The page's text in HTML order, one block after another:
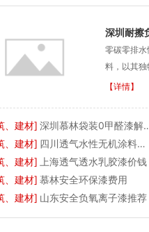
深圳耐擦
零碳零排
料，以其
性，在涂
【详情】
、建材] 深圳慕林袋装0甲
、建材] 四川透气水性无机涂料供应
、建材] 上海透气透水乳胶漆价钱
、建材] 慕林安全环保漆费用
、建材] 山东安全负氧离子漆推荐